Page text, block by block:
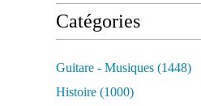
Catégories
Guitare - Musiques (1448)
Histoire (1000)